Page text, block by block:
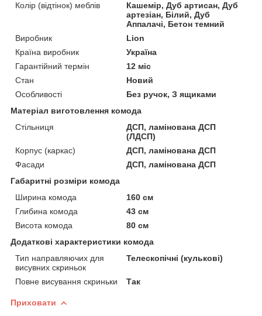
Колір (відтінок) меблів
Кашемір, Дуб артисан, Дуб
артезіан, Білий, Дуб
Аппалачі, Бетон темний
Виробник
Lion
Країна виробник
Україна
Гарантійний термін
12 міс
Стан
Новий
Особливості
Без ручок, З ящиками
Матеріал виготовлення комода
Стільниця
ДСП, ламінована ДСП
(ЛДСП)
Корпус (каркас)
ДСП, ламінована ДСП
Фасади
ДСП, ламінована ДСП
Габаритні розміри комода
Ширина комода
160 см
Глибина комода
43 см
Висота комода
80 см
Додаткові характеристики комода
Тип направляючих для
висувних скриньок
Телескопічні (кулькові)
Повне висування скриньки Так
Приховати